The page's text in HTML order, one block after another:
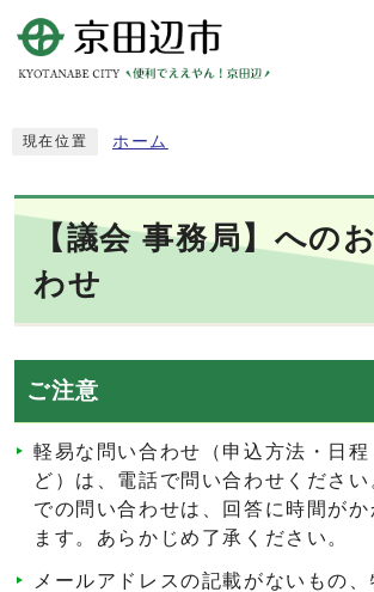
現在位置 ホーム
【議会 事務局】への
わせ
ご注意
軽易な問い合わせ（申込方法・日
ど）は、電話で問い合わせくださ
での問い合わせは、回答に時間がか
ます。あらかじめ了承ください。
メールアドレスの記載がないもの、